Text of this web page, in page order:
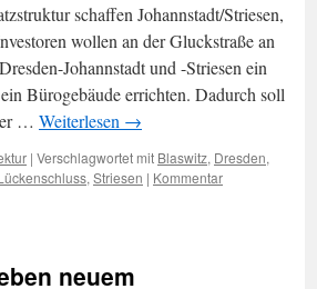
schaffen Johannstadt/Striesen,
wollen an der Gluckstraße an
Johannstadt und -Striesen ein
Bürogebäude errichten. Dadurch soll
… Weiterlesen →
| Verschlagwortet mit Blaswitz, Dresden,
, Striesen | Kommentar
neuem